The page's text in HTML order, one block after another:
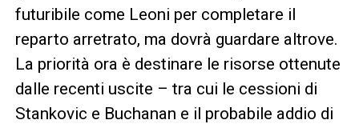
futuribile come Leoni per completare il
reparto arretrato, ma dovrà guardare altrove.
La priorità ora è destinare le risorse ottenute
dalle recenti uscite – tra cui le cessioni di
Stankovic e Buchanan e il probabile addio di